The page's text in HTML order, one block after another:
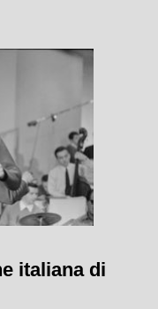
italiana di